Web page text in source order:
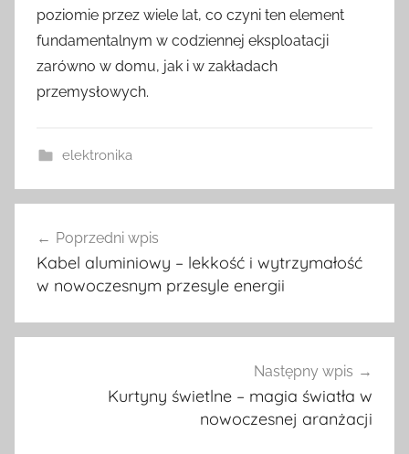
poziomie przez wiele lat, co czyni ten element
fundamentalnym w codziennej eksploatacji
zarówno w domu, jak i w zakładach
przemysłowych.
elektronika
wpisu
Poprzedni wpis
Kabel aluminiowy – lekkość i wytrzymałość
w nowoczesnym przesyle energii
Następny wpis
Kurtyny świetlne – magia światła w
nowoczesnej aranżacji